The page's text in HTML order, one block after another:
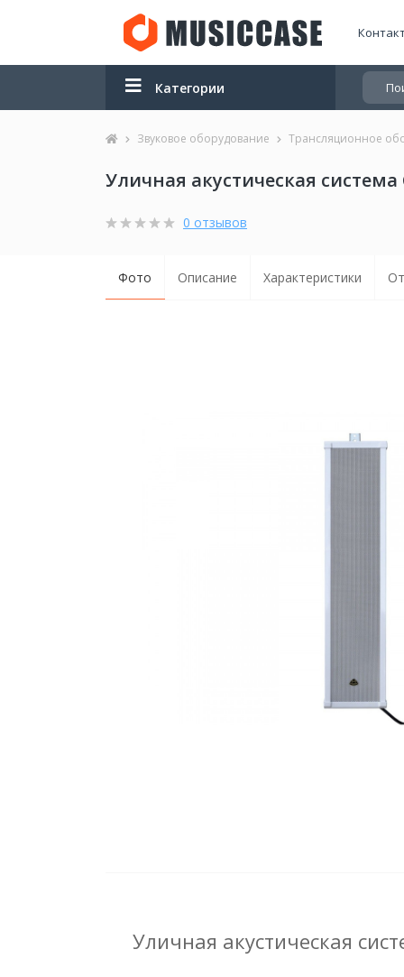
Категории
Звуковое оборудование Трансляционное
Уличная акустическая система
0 отзывов
Фото Описание Характеристики
Уличная акустическая